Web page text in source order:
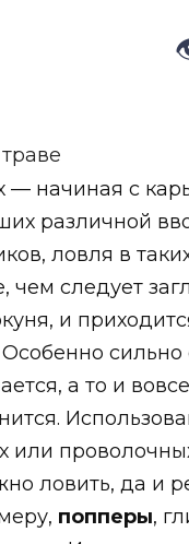
— начиная с
различной
ловля в
чем следует
и
сильно
а то и
или
ловить, да и
попперы,